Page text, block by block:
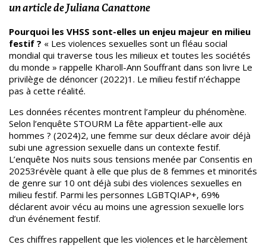
un article de Juliana Canattone
Pourquoi les VHSS sont-elles un enjeu majeur en milieu
festif ? « Les violences sexuelles sont un fléau social
mondial qui traverse tous les milieux et toutes les sociétés
du monde » rappelle Kharoll-Ann Souffrant dans son livre Le
privilège de dénoncer (2022)1 . Le milieu festif n’échappe
pas à cette réalité.
Les données récentes montrent l’ampleur du phénomène.
Selon l’enquête STOURM La fête appartient-elle aux
hommes ? (2024)2, une femme sur deux déclare avoir déjà
subi une agression sexuelle dans un contexte festif.
L’enquête Nos nuits sous tensions menée par Consentis en
20253révèle quant à elle que plus de 8 femmes et minorités
de genre sur 10 ont déjà subi des violences sexuelles en
milieu festif. Parmi les personnes LGBTQIAP+, 69%
déclarent avoir vécu au moins une agression sexuelle lors
d’un événement festif.
Ces chiffres rappellent que les violences et le harcèlement